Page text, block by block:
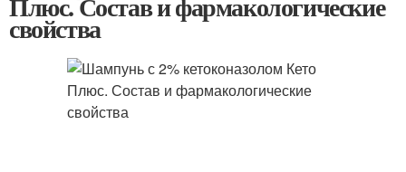
свойства